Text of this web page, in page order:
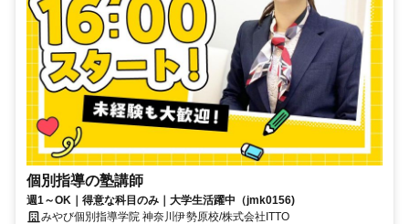
個別指導の塾講師
週1～OK｜得意な科目のみ｜大学生活躍中（jmk0156)
みやび個別指導学院 神奈川伊勢原校/株式会社ITTO